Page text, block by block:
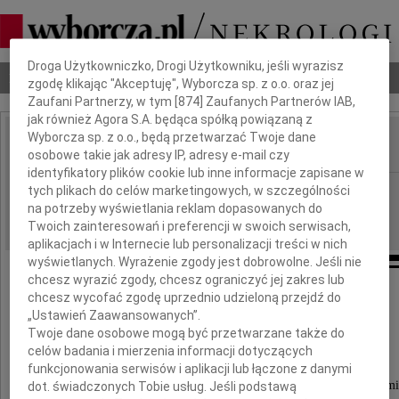
Nekrologi Odeszli Poradnik pogrzebowy
IMIĘ I NAZWISKO:
REGION: Kraków
DATA EMISJI: 19.10.2023
Pani
Marii Czerwień
wyrazy głębokiego współczucia i żalu z powodu
Dbamy o Twoją prywatność
Droga Użytkowniczko, Drogi Użytkowniku, jeśli wyrazisz
zgodę klikając "Akceptuję", Wyborcza sp. z o.o. oraz jej
Zaufani Partnerzy, w tym [874 ] Zaufanych Partnerów IAB,
jak również Agora S.A. będąca spółką powiązaną z
Wyborcza sp. z o.o., będą przetwarzać Twoje dane
osobowe takie jak adresy IP, adresy e-mail czy
identyfikatory plików cookie lub inne informacje zapisane w
tych plikach do celów marketingowych, w szczególności
na potrzeby wyświetlania reklam dopasowanych do
Twoich zainteresowań i preferencji w swoich serwisach,
aplikacjach i w Internecie lub personalizacji treści w nich
wyświetlanych. Wyrażenie zgody jest dobrowolne. Jeśli nie
chcesz wyrazić zgody, chcesz ograniczyć jej zakres lub
chcesz wycofać zgodę uprzednio udzieloną przejdź do
„Ustawień Zaawansowanych”.
Twoje dane osobowe mogą być przetwarzane także do
celów badania i mierzenia informacji dotyczących
funkcjonowania serwisów i aplikacji lub łączone z danymi
dot. świadczonych Tobie usług. Jeśli podstawą